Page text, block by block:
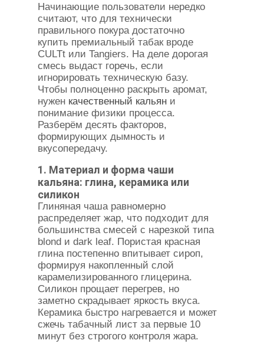
Начинающие пользователи нередко
считают, что для технически
правильного покура достаточно
купить премиальный табак вроде
CULTt или Tangiers. На деле дорогая
смесь выдаст горечь, если
игнорировать техническую базу.
Чтобы полноценно раскрыть аромат,
нужен качественный кальян и
понимание физики процесса.
Разберём десять факторов,
формирующих дымность и
вкусопередачу.
1. Материал и форма чаши
кальяна: глина, керамика или
силикон
Глиняная чаша равномерно
распределяет жар, что подходит для
большинства смесей с нарезкой типа
blond и dark leaf. Пористая красная
глина постепенно впитывает сироп,
формируя накопленный слой
карамелизированного глицерина.
Силикон прощает перегрев, но
заметно скрадывает яркость вкуса.
Керамика быстро нагревается и может
сжечь табачный лист за первые 10
минут без строгого контроля жара.